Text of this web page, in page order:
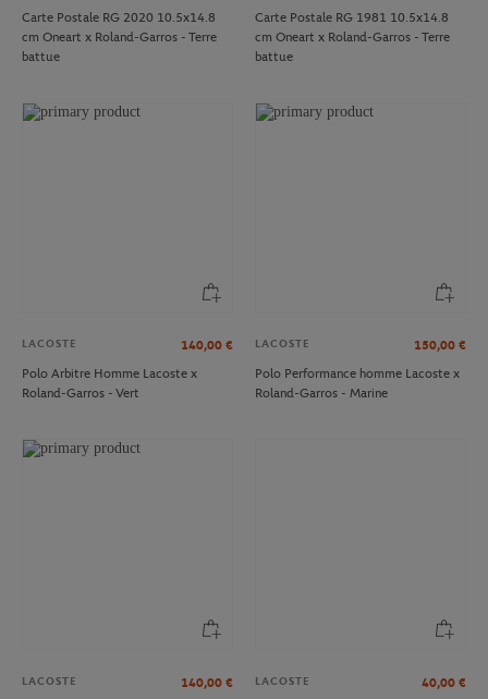
Carte Postale RG 2020 10.5x14.8
cm Oneart x Roland-Garros - Terre
battue
Carte Postale RG 1981 10.5x14.8
cm Oneart x Roland-Garros - Terre
battue
LACOSTE 140,00 €
Polo Arbitre Homme Lacoste x
Roland-Garros - Vert
LACOSTE 150,00 €
Polo Performance homme Lacoste x
Roland-Garros - Marine
LACOSTE 140,00 €
LACOSTE 40,00 €